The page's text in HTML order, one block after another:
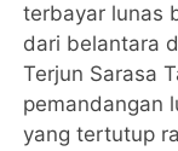
terbayar lunas
dari belantara
Terjun Sarasa
pemandangan
yang tertutup